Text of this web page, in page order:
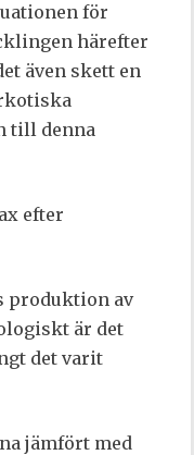
för
härefter
även skett en
till denna
efter
produktion av
är det
det varit
jämfört med